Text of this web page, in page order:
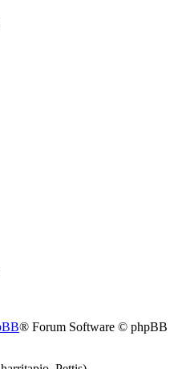
® Forum Software © phpBB